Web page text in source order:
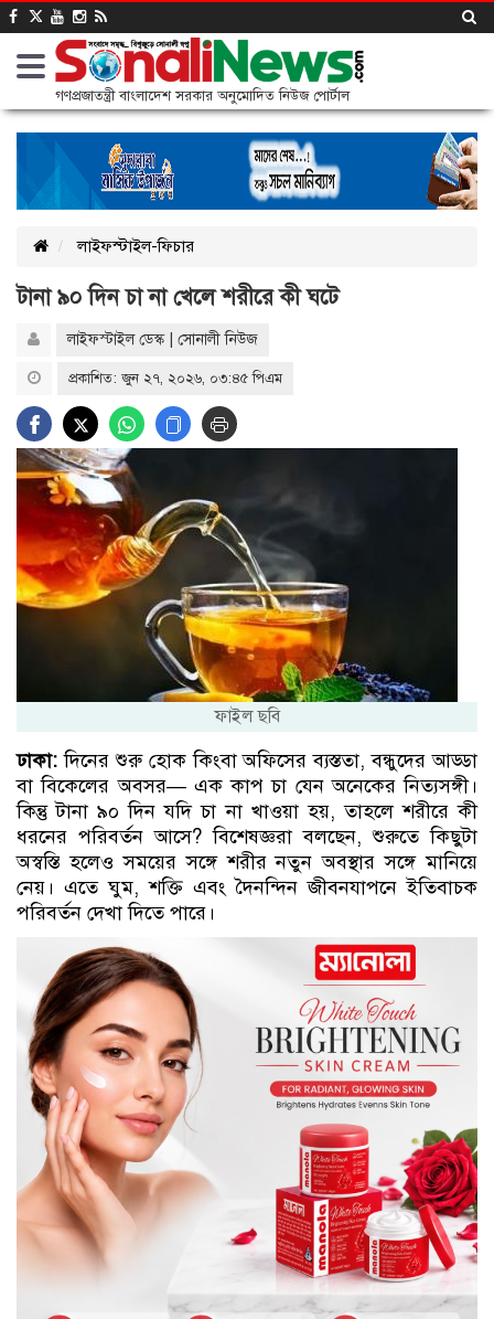
গণপ্রজাতন্ত্রী বাংলাদেশ সরকার অনুমোদিত নিউজ পোর্টাল
লাইফস্টাইল-ফিচার
টানা ৯০ দিন চা না খেলে শরীরে কী ঘটে
লাইফস্টাইল ডেস্ক | সোনালী নিউজ
প্রকাশিত: জুন ২৭, ২০২৬, ০৩:৪৫ পিএম
ফাইল ছবি
ঢাকা: দিনের শুরু হোক কিংবা অফিসের ব্যস্ততা, বন্ধুদের আড্ডা
বা বিকেলের অবসর— এক কাপ চা যেন অনেকের নিত্যসঙ্গী।
কিন্তু টানা ৯০ দিন যদি চা না খাওয়া হয়, তাহলে শরীরে কী
ধরনের পরিবর্তন আসে? বিশেষজ্ঞরা বলছেন, শুরুতে কিছুটা
অস্বস্তি হলেও সময়ের সঙ্গে শরীর নতুন অবস্থার সঙ্গে মানিয়ে
নেয়। এতে ঘুম, শক্তি এবং দৈনন্দিন জীবনযাপনে ইতিবাচক
পরিবর্তন দেখা দিতে পারে।